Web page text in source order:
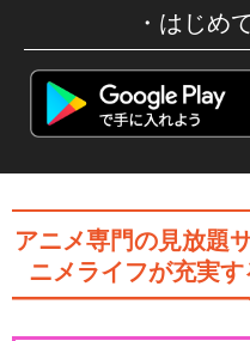
はじめ
アニメ専門の見放題
ニメライフが充実